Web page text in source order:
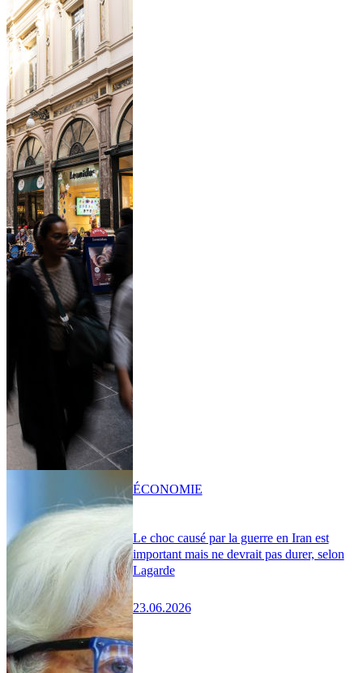
Le choc causé par la guerre en Iran est
important mais ne devrait pas durer, selon
Lagarde
23.06.2026
ÉCONOMIE